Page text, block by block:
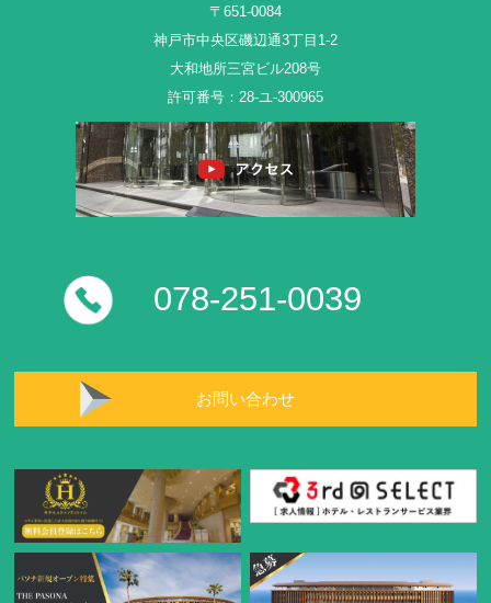
〒651-0084
神戸市中央区磯辺通3丁目1-2
大和地所三宮ビル208号
許可番号：28-ユ-300965
078-251-0039
お問い合わせ